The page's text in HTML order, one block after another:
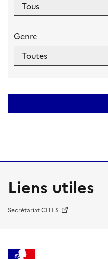
Genre
Liens utiles
Secrétariat CITES